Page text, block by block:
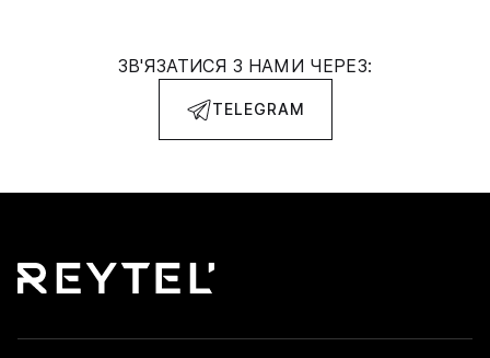
ЗВ'ЯЗАТИСЯ З НАМИ ЧЕРЕЗ:
TELEGRAM